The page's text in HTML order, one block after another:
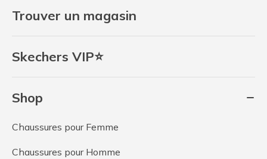
Trouver un magasin
Skechers VIP⭐
Shop
Chaussures pour Femme
Chaussures pour Homme